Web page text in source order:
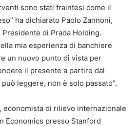
sono stati fraintesi come il
ha dichiarato Paolo Zannoni,
di Prada Holding.
mia esperienza di banchiere
un nuovo punto di vista per
il presente a partire dal
leggere, non è solo passato”.
economista di rilievo internazionale
Economics presso Stanford